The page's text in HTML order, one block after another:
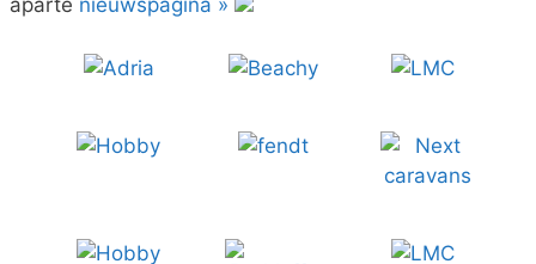
aparte nieuwspagina »